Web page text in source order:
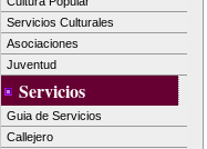
Servicios Culturales
Asociaciones
Juventud
Servicios
Guia de Servicios
Callejero